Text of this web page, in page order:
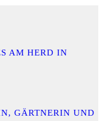
AM HERD IN
GÄRTNERIN UND